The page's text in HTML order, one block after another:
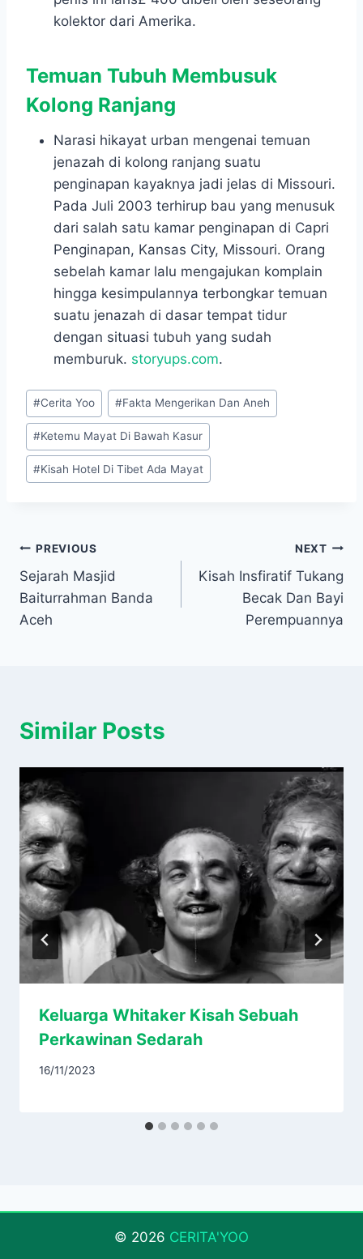
kolektor dari Amerika.
Temuan Tubuh Membusuk
Kolong Ranjang
Narasi hikayat urban mengenai temuan
jenazah di kolong ranjang suatu
penginapan kayaknya jadi jelas di Missouri.
Pada Juli 2003 terhirup bau yang menusuk
dari salah satu kamar penginapan di Capri
Penginapan, Kansas City, Missouri. Orang
sebelah kamar lalu mengajukan komplain
hingga kesimpulannya terbongkar temuan
suatu jenazah di dasar tempat tidur
dengan situasi tubuh yang sudah
memburuk. storyups.com.
Post
Tags:
#Cerita Yoo #Fakta Mengerikan Dan Aneh
#Ketemu Mayat Di Bawah Kasur
#Kisah Hotel Di Tibet Ada Mayat
Navigasi
pos
PREVIOUS
Sejarah Masjid
Baiturrahman Banda
Aceh
NEXT
Kisah Insfiratif Tukang
Becak Dan Bayi
Perempuannya
Similar Posts
Keluarga Whitaker Kisah Sebuah
Perkawinan Sedarah
16/11/2023
© 2026 CERITA'YOO